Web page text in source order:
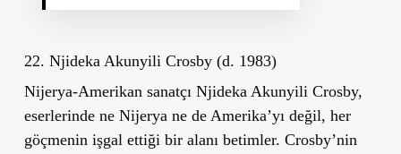
22. Njideka Akunyili Crosby (d. 1983)
Nijerya-Amerikan sanatçı Njideka Akunyili Crosby,
eserlerinde ne Nijerya ne de Amerika’yı değil, her
göçmenin işgal ettiği bir alanı betimler. Crosby’nin